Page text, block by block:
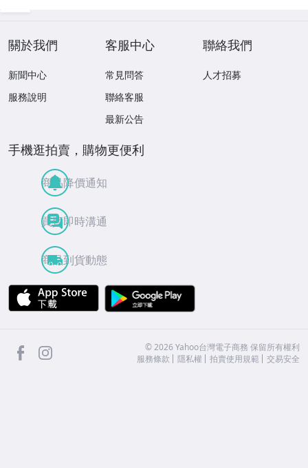
關於我們
新聞中心
服務說明
客服中心
常見問答
聯絡客服
最新公告
聯絡我們
人才招募
手機逛拍賣，購物更便利
商品降價通知
買賣即時溝通
商品到貨動態
APP Store
facebook ©2026 Yahoo台灣電子商務 保留所有權利
服務條款
隱私權 拍賣使用規範 交易安全